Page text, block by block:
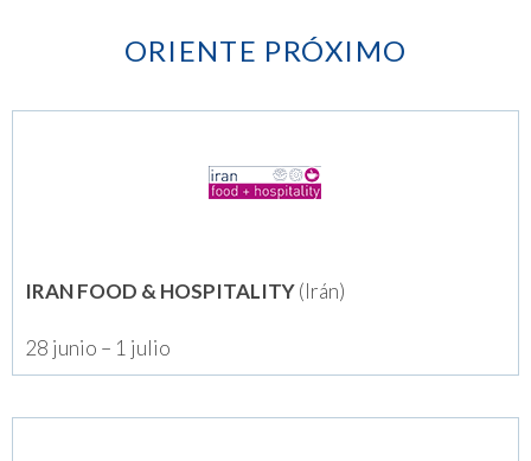
ORIENTE PRÓXIMO
IRAN FOOD & HOSPITALITY(Irán)
28 junio – 1 julio